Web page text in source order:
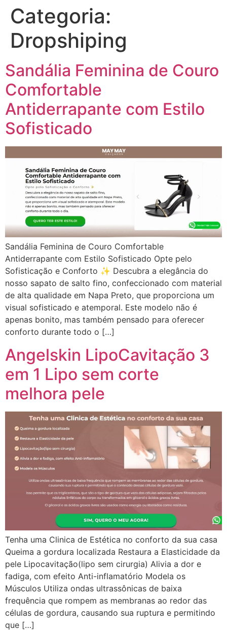
Categoria:
Dropshiping
Sandália Feminina de Couro
Comfortable
Antiderrapante com Estilo
Sofisticado
Sandália Feminina de Couro Comfortable
Antiderrapante com Estilo Sofisticado Opte pelo
Sofisticação e Conforto ✨ Descubra a elegância do
nosso sapato de salto fino, confeccionado com material
de alta qualidade em Napa Preto, que proporciona um
visual sofisticado e atemporal. Este modelo não é
apenas bonito, mas também pensado para oferecer
conforto durante todo o […]
Angelskin LipoCavitação 3
em 1 Lipo sem corte
melhora pele
Tenha uma Clinica de Estética no conforto da sua casa
Queima a gordura localizada Restaura a Elasticidade da
pele Lipocavitação(lipo sem cirurgia) Alivia a dor e
fadiga, com efeito Anti-inflamatório Modela os
Músculos Utiliza ondas ultrassônicas de baixa
frequência que rompem as membranas ao redor das
células de gordura, causando sua ruptura e permitindo
que […]